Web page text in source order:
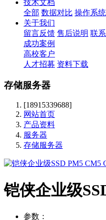
技术文档
全部 数据对比 操作系统
关于我们
留言反馈 售后说明 联
成功案例
高校客户
人才招募 资料下载
存储服务器
[18915339688]
网站首页
产品资料
服务器
存储服务器
铠侠企业级
参数：